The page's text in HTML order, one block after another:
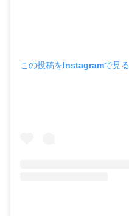
この投稿をInstagramで見る